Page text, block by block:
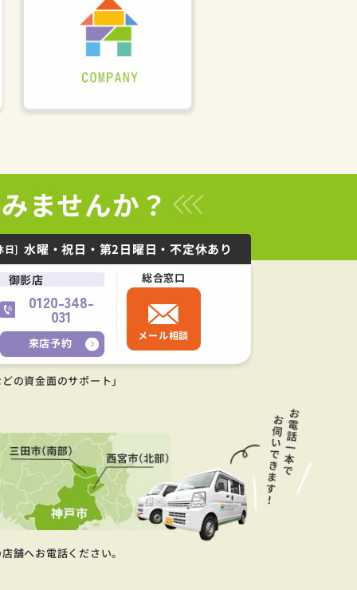
ませんか？
日] 水曜・祝日・第2日曜日・不定休あり
御影店
0120-348-
031
来店予約
総合窓口
メール相談
の資金面のサポート」
舗へお電話ください。